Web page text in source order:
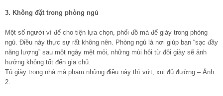
3. Không đặt trong phòng ngủ
Một số người vì để cho tiện lựa chọn, phối đồ mà để giày trong phòng
ngủ. Điều này thực sự rất không nên. Phòng ngủ là nơi giúp bạn “sạc đầy
năng lượng” sau một ngày mệt mỏi, những mùi hôi từ đôi giày sẽ ảnh
hưởng không tốt đến gia chủ.
Tủ giày trong nhà mà phạm những điều này thì vứt, xui đủ đường – Ảnh
2.